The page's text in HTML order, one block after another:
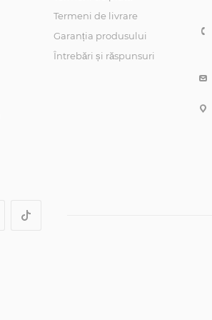
Termeni de livrare
Garanția produsului
Întrebări și răspunsuri